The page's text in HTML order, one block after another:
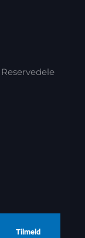
Reservedele
Tilmeld